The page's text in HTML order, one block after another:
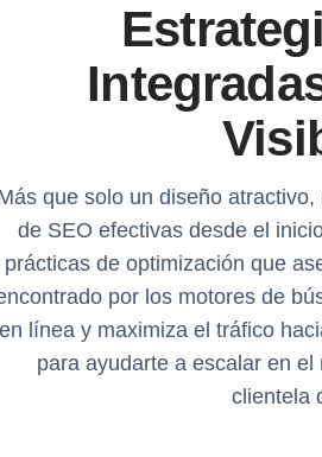
que solo un diseño
de SEO efectivas desde el
prácticas de optimización que
por los motores de
en línea y maximiza el tráfico
para ayudarte a escalar en
clientela